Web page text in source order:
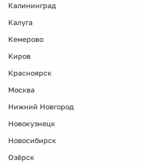
Калининград
Калуга
Кемерово
Киров
Красноярск
Москва
Нижний Новгород
Новокузнецк
Новосибирск
Озёрск